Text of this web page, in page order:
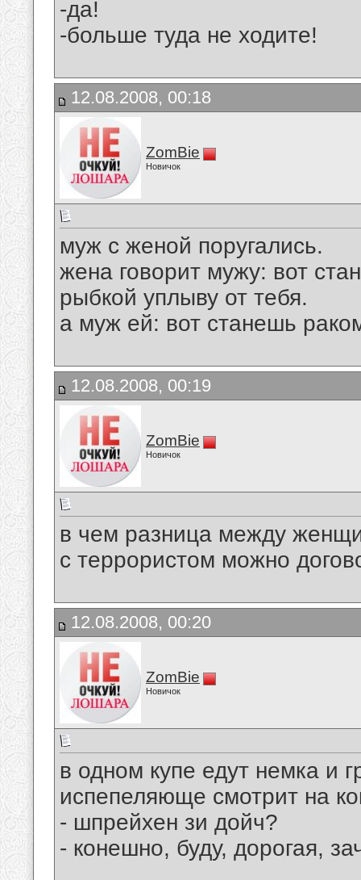
-да!
-больше туда не ходите!
12.08.2008, 00:18
ZomBie
Новичок
муж с женой поругались.
жена говорит мужу: вот
рыбкой уплыву от тебя.
а муж ей: вот станешь
12.08.2008, 00:19
ZomBie
Новичок
в чем разница между
с террористом можно
12.08.2008, 00:20
ZomBie
Новичок
в одном купе едут немка и
испепеляюще смотрит на
- шпрейхен зи дойч?
- конешно, буду, дорогая,